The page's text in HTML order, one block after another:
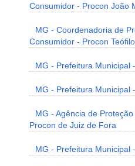
Consumidor - Procon João
MG - Coordenadoria de
Consumidor - Procon
MG - Prefeitura Municipal
MG - Prefeitura Municipal
MG - Agência de
Procon de Juiz de Fora
MG - Prefeitura Municipal